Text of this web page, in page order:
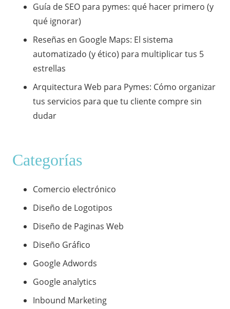
Guía de SEO para pymes: qué hacer primero (y
qué ignorar)
​Reseñas en Google Maps: El sistema
automatizado (y ético) para multiplicar tus 5
estrellas
​Arquitectura Web para Pymes: Cómo organizar
tus servicios para que tu cliente compre sin
dudar
Categorías
Comercio electrónico
Diseño de Logotipos
Diseño de Paginas Web
Diseño Gráfico
Google Adwords
Google analytics
Inbound Marketing